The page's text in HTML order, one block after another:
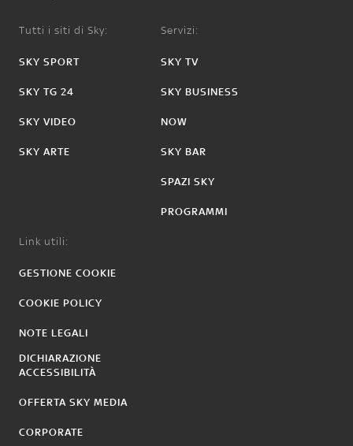
Tutti i siti di Sky:
SKY SPORT
SKY TG 24
SKY VIDEO
SKY ARTE
Servizi:
SKY TV
SKY BUSINESS
NOW
SKY BAR
SPAZI SKY
PROGRAMMI
Link utili:
GESTIONE COOKIE
COOKIE POLICY
NOTE LEGALI
DICHIARAZIONE
ACCESSIBILITÀ
OFFERTA SKY MEDIA
CORPORATE